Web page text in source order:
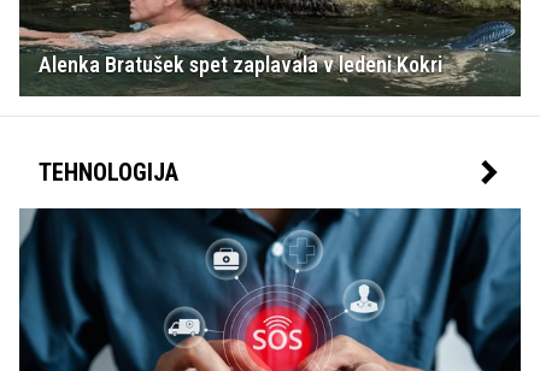
Alenka Bratušek spet zaplavala v ledeni Kokri
TEHNOLOGIJA